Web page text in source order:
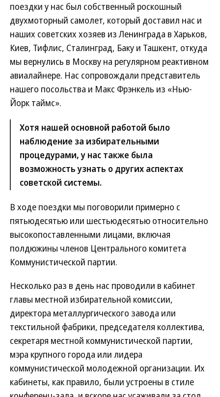
поездки у нас был собственный роскошный
двухмоторный самолет, который доставил нас и
наших советских хозяев из Ленинграда в Харьков,
Киев, Тифлис, Сталинград, Баку и Ташкент, откуда
мы вернулись в Москву на регулярном реактивном
авиалайнере. Нас сопровождали представитель
нашего посольства и Макс Фрэнкель из «Нью-
Йорк таймс».
Хотя нашей основной работой было
наблюдение за избирательными
процедурами, у нас также была
возможность узнать о других аспектах
советской системы.
В ходе поездки мы поговорили примерно с
пятьюдесятью или шестьюдесятью относительно
высокопоставленными лицами, включая
полдюжины членов Центрального комитета
Коммунистической партии.
Несколько раз в день нас проводили в кабинет
главы местной избирательной комиссии,
директора металлургического завода или
текстильной фабрики, председателя коллектива,
секретаря местной коммунистической партии,
мэра крупного города или лидера
коммунистической молодежной организации. Их
кабинеты, как правило, были устроены в стиле